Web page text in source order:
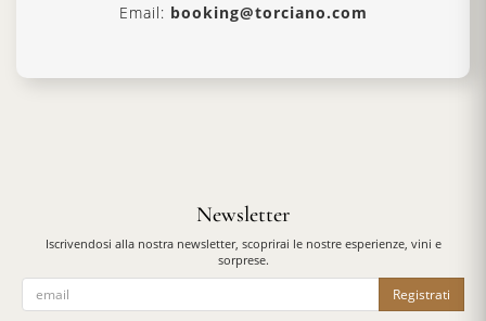
Email: booking@torciano.com
Newsletter
Iscrivendosi alla nostra newsletter, scoprirai le nostre esperienze, vini e
sorprese.
Registrati